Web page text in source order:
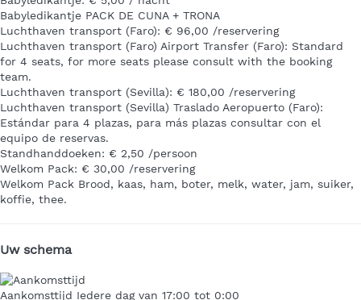
Babyledikantje PACK DE CUNA + TRONA
Luchthaven transport (Faro): € 96,00 /reservering
Luchthaven transport (Faro) Airport Transfer (Faro): Standard
for 4 seats, for more seats please consult with the booking
team.
Luchthaven transport (Sevilla): € 180,00 /reservering
Luchthaven transport (Sevilla) Traslado Aeropuerto (Faro):
Estándar para 4 plazas, para más plazas consultar con el
equipo de reservas.
Standhanddoeken: € 2,50 /persoon
Welkom Pack: € 30,00 /reservering
Welkom Pack Brood, kaas, ham, boter, melk, water, jam, suiker,
koffie, thee.
Uw schema
Aankomsttijd Iedere dag van 17:00 tot 0:00